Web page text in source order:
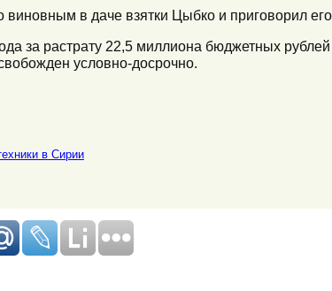
виновным в даче взятки Цыбко и приговорил
за растрату 22,5 миллиона бюджетных
условно-досрочно.
в Сирии